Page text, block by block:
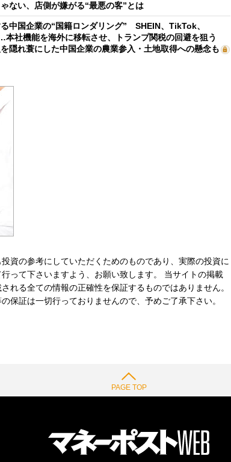
ない、店側が嫌がる“最悪の客”とは
中国企業の“国籍ロンダリング” SHEIN、TikTok、
本社機能を海外に移転させ、トランプ関税の回避を狙う
隠れ蓑にした中国企業の農業参入・土地取得への懸念も
資の参考にしていただくためのものであり、実際の投資に
って下さいますよう、お願い致します。 当サイトの掲載
れる全ての情報の正確性を保証するものではありません。
保証は一切行っておりませんので、予めご了承下さい。
PAGE TOP